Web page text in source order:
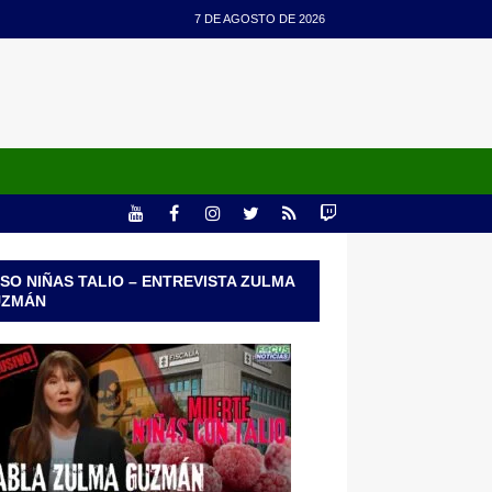
7 DE AGOSTO DE 2026
NIÑAS TALIO – ENTREVISTA ZULMA